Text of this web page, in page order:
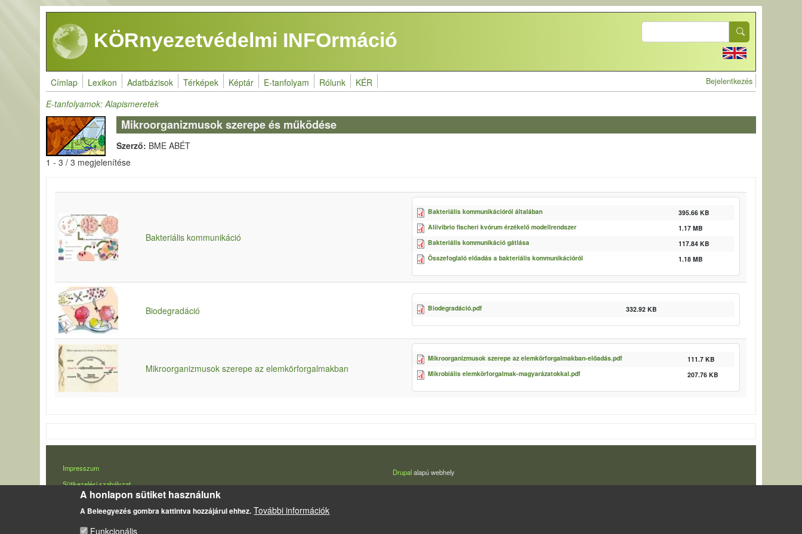
Ugrás a tartalomra
KÖRnyezetvédelmi INFOrmáció
Search
Címlap Lexikon Adatbázisok Térképek Képtár E-tanfolyam Rólunk KÉR User account
Bejelentkezés
E-tanfolyamok: Alapismeretek
Mikroorganizmusok szerepe és működése
Szerző: BME ABÉT
1 - 3 / 3 megjelenítése
Bakteriális kommunikáció
Bakteriális kommunikációról általában
395.66 KB
Aliivibrio fischeri kvórum érzékelő modellrendszer
1.17 MB
Bakteriális kommunikáció gátlása
117.84 KB
Összefoglaló előadás a bakteriális kommunikációról
1.18 MB
Biodegradáció Biodegradáció.pdf 332.92 KB
Mikroorganizmusok szerepe az elemkörforgalmakban
Mikroorganizmusok szerepe az elemkörforgalmakban-előadás.pdf
111.7 KB
Mikrobiális elemkörforgalmak-magyarázatokkal.pdf
207.76 KB
LÁBLÉC
Impresszum
Sütikezelési szabályzat
Drupalalapú webhely
A honlapon sütiket használunk
A Beleegyezés gombra kattintva hozzájárul ehhez. További információk
Funkcionális